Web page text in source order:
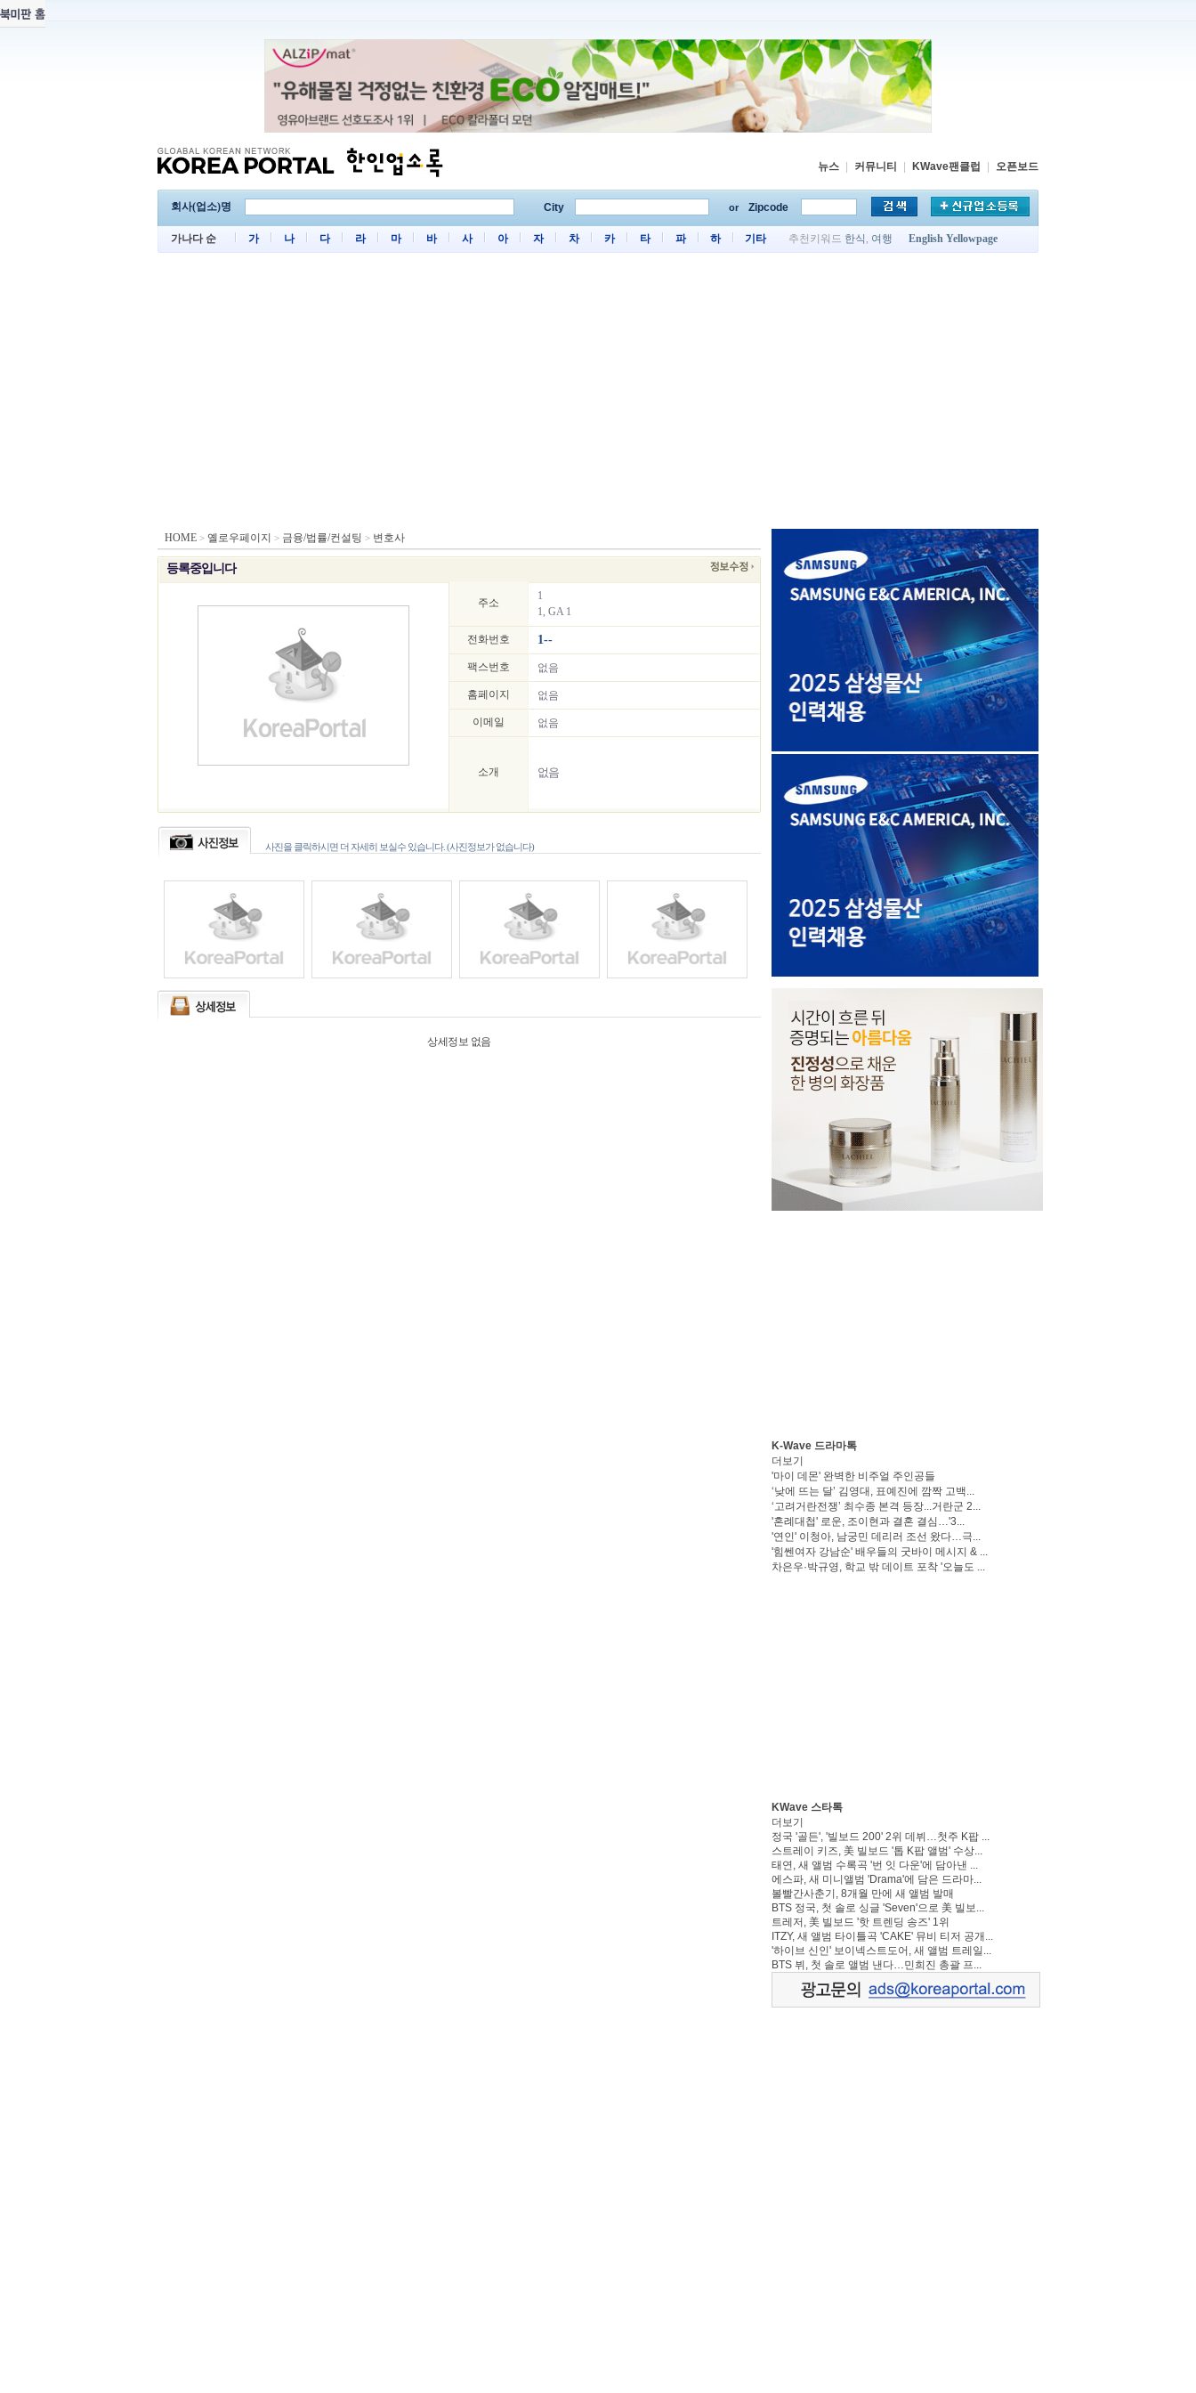
뉴스 커뮤니티 KWave팬클럽 오픈보드
회사(업소)명 City or Zipcode
가나다 순 가 나 다 라 마 바 사 아 자 차 카 타 파 하 기타 추천키워드 한식 , 여행 English Yellowpage
HOME > 옐로우페이지 > 금융/법률/컨설팅 > 변호사
등록중입니다
주소
1
1, GA 1
전화번호 1--
팩스번호 없음
홈페이지 없음
이메일 없음
소개 없음
사진을 클릭하시면 더 자세히 보실수 있습니다. (사진정보가 없습니다)
상세정보 없음
K-Wave 드라마톡
더보기
'마이 데몬' 완벽한 비주얼 주인공들
‘낮에 뜨는 달’ 김영대, 표예진에 깜짝 고백...
‘고려거란전쟁’ 최수종 본격 등장...거란군 2...
'혼례대첩' 로운, 조이현과 결혼 결심…'3...
'연인' 이청아, 남궁민 데리러 조선 왔다…극...
'힘쎈여자 강남순' 배우들의 굿바이 메시지 & ...
차은우·박규영, 학교 밖 데이트 포착 '오늘도 ...
KWave 스타톡
더보기
정국 '골든', '빌보드 200' 2위 데뷔…첫주 K팝 ...
스트레이 키즈, 美 빌보드 '톱 K팝 앨범' 수상...
태연, 새 앨범 수록곡 '번 잇 다운'에 담아낸 ...
에스파, 새 미니앨범 'Drama'에 담은 드라마...
볼빨간사춘기, 8개월 만에 새 앨범 발매
BTS 정국, 첫 솔로 싱글 'Seven'으로 美 빌보...
트레저, 美 빌보드 '핫 트렌딩 송즈' 1위
ITZY, 새 앨범 타이틀곡 'CAKE' 뮤비 티저 공개...
'하이브 신인' 보이넥스트도어, 새 앨범 트레일...
BTS 뷔, 첫 솔로 앨범 낸다…민희진 총괄 프...